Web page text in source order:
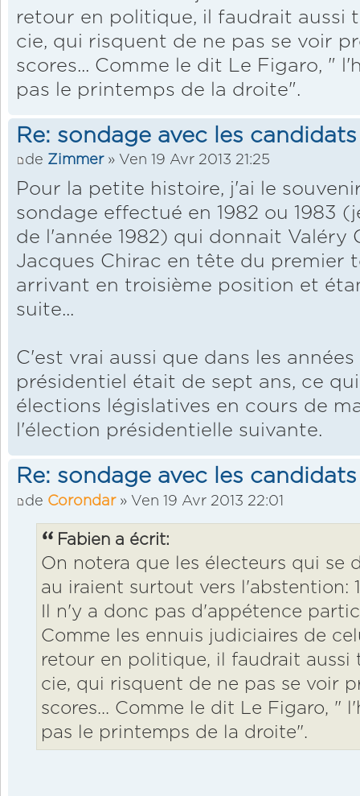
retour en politique, il faudrait aussi
cie, qui risquent de ne pas se voir
scores... Comme le dit Le Figaro, "
pas le printemps de la droite".
Re: sondage avec les candidats
de Zimmer» Ven 19 Avr 2013 21:25
Pour la petite histoire, j'ai le
sondage effectué en 1982 ou 1983
de l'année 1982) qui donnait Valéry
Jacques Chirac en tête du premier
arrivant en troisième position et
suite...
C'est vrai aussi que dans les
présidentiel était de sept ans, ce
élections législatives en cours de
l'élection présidentielle suivante.
Re: sondage avec les candidats
de Corondar» Ven 19 Avr 2013 22:01
Fabien a écrit:
On notera que les électeurs qui se
au iraient surtout vers l'abstention:
Il n'y a donc pas d'appétence
Comme les ennuis judiciaires de
retour en politique, il faudrait aussi
cie, qui risquent de ne pas se voir
scores... Comme le dit Le Figaro, "
pas le printemps de la droite".